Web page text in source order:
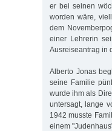
er bei seinen
worden wäre,
dem
einer Lehrerin
Ausreiseantrag in
Alberto Jonas
seine Familie
wurde ihm als
untersagt, lange
1942 musste
einem